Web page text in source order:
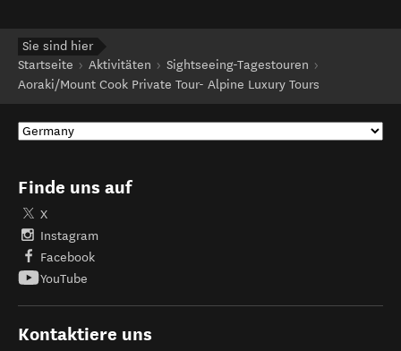
Sie sind hier
Startseite
Aktivitäten
Sightseeing-Tagestouren
Aoraki/Mount Cook Private Tour- Alpine Luxury Tours
Finde uns auf
X
Instagram
Facebook
YouTube
Kontaktiere uns